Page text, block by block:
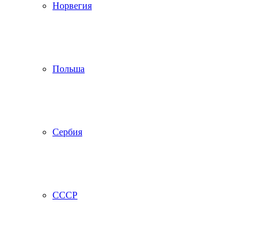
Норвегия
Польша
Сербия
СССР